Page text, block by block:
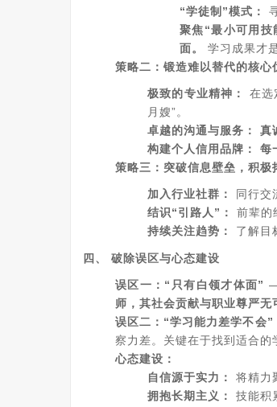
“学徒制”模式：
聚焦“最小可用技
面。
学习成果才
策略二：锻造难以替代的核心
极致的专业精神： 在选
月嫂”。
卓越的沟通与服务：
真
构建个人信用品牌：
每
策略三：突破信息壁垒，积极
加入行业社群：
同行交
结识“引路人”：
前辈的
持续关注趋势：
了解目
四、 破除误区与心态建设
误区一：“只有白领才体面”
师，其社会贡献与职业尊严无
误区二：“学习能力差学不会”
察力差。关键在于找到适合的
心态建设：
自信源于实力：
将精力
拥抱长期主义：
技能积